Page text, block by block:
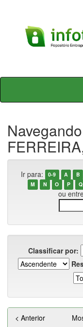
Skip
Ir para: 0-9 A B
M
N O P Q
ou
Classificar por:
< Anterior